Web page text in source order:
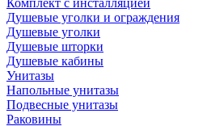
Комплект с инсталляцией
Душевые уголки и ограждения
Душевые уголки
Душевые шторки
Душевые кабины
Унитазы
Напольные унитазы
Подвесные унитазы
Раковины